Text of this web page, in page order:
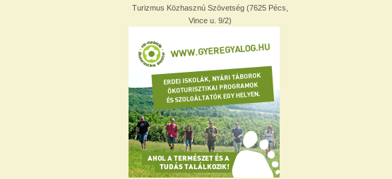
Turizmus Közhasznú Szövetség (7625 Pécs,
Vince u. 9/2)